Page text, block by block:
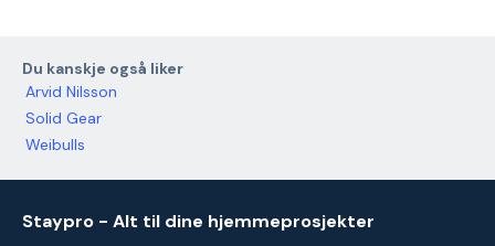
Du kanskje også liker
Arvid Nilsson
Solid Gear
Weibulls
Staypro - Alt til dine hjemmeprosjekter